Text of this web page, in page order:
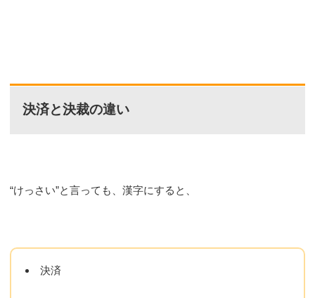
決済と決裁の違い
“けっさい”と言っても、漢字にすると、
決済